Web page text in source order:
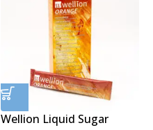
Wellion Liquid Sugar